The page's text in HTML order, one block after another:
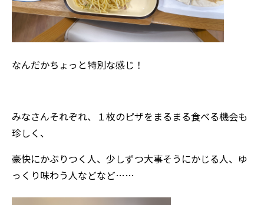
なんだかちょっと特別な感じ！
みなさんそれぞれ、１枚のピザをまるまる食べる機会も
珍しく、
豪快にかぶりつく人、少しずつ大事そうにかじる人、ゆ
っくり味わう人などなど……